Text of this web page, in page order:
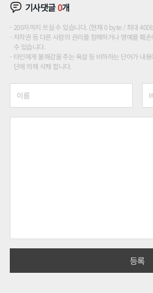
기사댓글0개
200자까지 쓰실 수 있습니다. (현재 0 byte / 최대
저작권 등 다른 사람의 권리를 침해하거나 명예를 훼
수 있습니다.
타인에게 불쾌감을 주는 욕설 등 비하하는 단어가 내
단에 의해 삭제 합니다.